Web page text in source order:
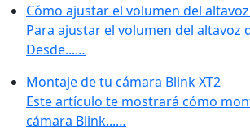
Cómo ajustar el volumen del
Para ajustar el volumen del altavoz
Desde...…
Montaje de tu cámara Blink XT2
Este artículo te mostrará cómo
cámara Blink...…